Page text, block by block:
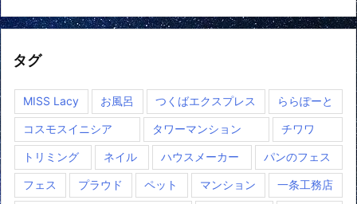
タグ
MISS Lacy お風呂 つくばエクスプレス ららぽーと
コスモスイニシア タワーマンション チワワ
トリミング ネイル ハウスメーカー パンのフェス
フェス プラウド ペット マンション 一条工務店